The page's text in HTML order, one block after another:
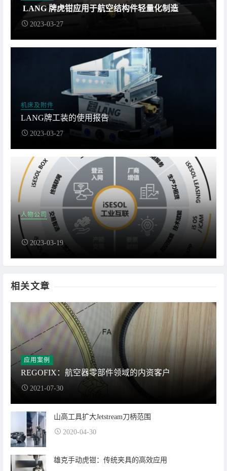
LANG 牌虎钳应用于航空结构件轻量化制造
2023-03-27
机床及附件
LANG牌工装的使用报告
2023-03-27
人物公司
2023-03-19
相关文章
应用案例
REGOFIX：航空器零部件领域的内资客户
2021-07-30
山高工具扩大Jetstream刀柄范围
2020-04-30
雄克手动虎钳：传统夹具的高效应用